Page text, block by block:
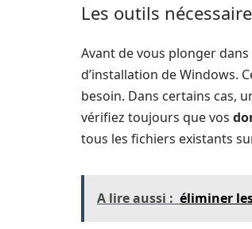
Les outils
Avant de vous plonger dans
d’installation de Windows.
besoin. Dans certains cas,
vérifiez toujours que vos
tous les fichiers existants
A lire aussi : éliminer